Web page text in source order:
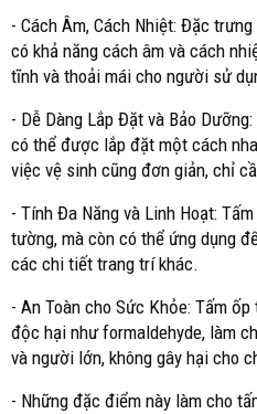
- Cách Âm, Cách Nhiệt: Đặc
có khả năng cách âm và cách
tĩnh và thoải mái cho người sử
- Dễ Dàng Lắp Đặt và Bảo
có thể được lắp đặt một cách
việc vệ sinh cũng đơn giản, chỉ
- Tính Đa Năng và Linh Hoạt:
tường, mà còn có thể ứng dụng
các chi tiết trang trí khác.
- An Toàn cho Sức Khỏe: Tấm
độc hại như formaldehyde, làm
và người lớn, không gây hại cho
- Những đặc điểm này làm cho